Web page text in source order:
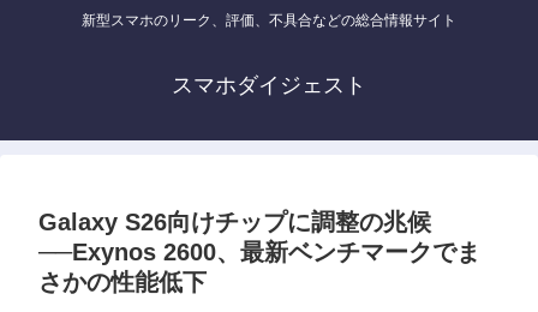
新型スマホのリーク、評価、不具合などの総合情報サイト
スマホダイジェスト
Galaxy S26向けチップに調整の兆候
──Exynos 2600、最新ベンチマークでま
さかの性能低下